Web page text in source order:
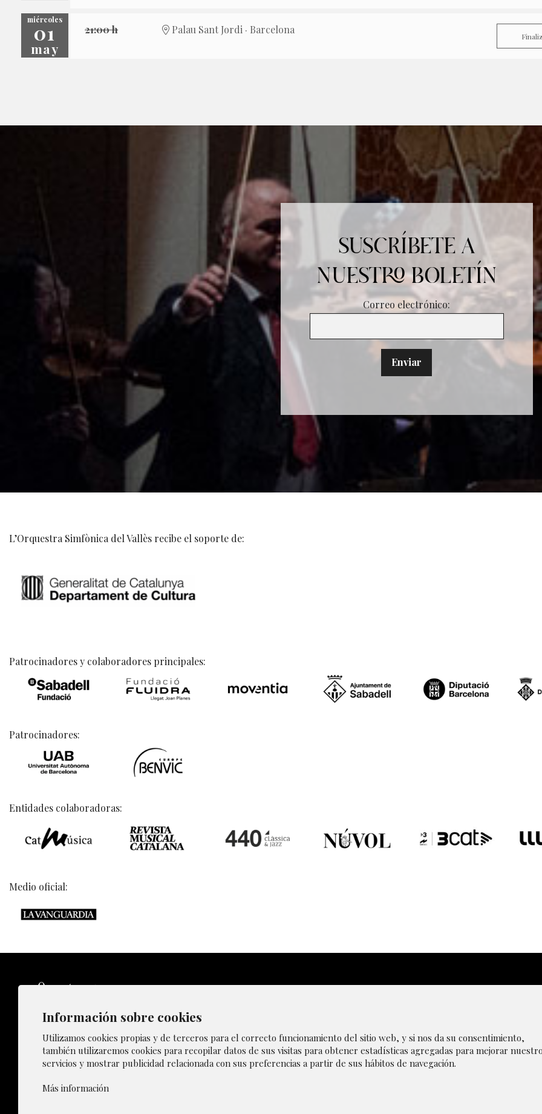
miércoles
01
may
21:00 h Palau Sant Jordi · Barcelona
SUSCRÍBETE A
NUESTRO BOLETÍN
Correo electrónico:
L’Orquestra Simfònica del Vallès recibe el soporte de:
Patrocinadores y colaboradores principales:
Patrocinadores:
Entidades colaboradoras:
Medio oficial:
Información sobre cookies
Utilizamos cookies propias y de terceros para el correcto funcionamiento del sitio web, y si nos da su consentimiento,
también utilizaremos cookies para recopilar datos de sus visitas para obtener estadísticas agregadas para mejorar
servicios y mostrar publicidad relacionada con sus preferencias a partir de sus hábitos de navegación.
Más información